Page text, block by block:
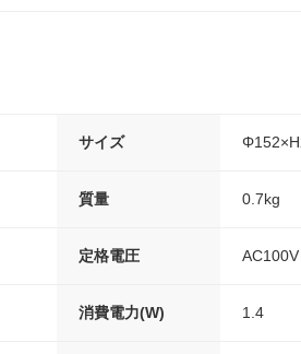
サイズ
質量 0.7kg
定格電圧 AC100V
消費電力(W) 1.4